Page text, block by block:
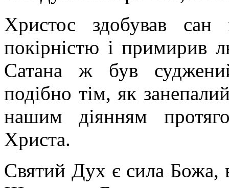
Христос здобував сан
покірністю і примирив
Сатана ж був
подібно тім, як
нашим діянням
Христа.
Святий Дух є сила Божа,